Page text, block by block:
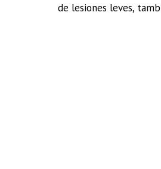
de lesiones leves,